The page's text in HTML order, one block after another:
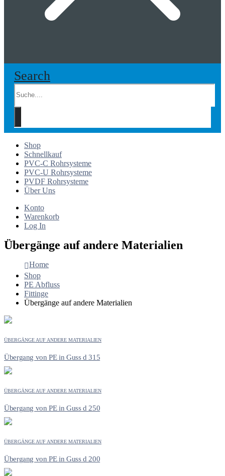
Search
Shop
Schnellkauf
PVC-C Rohrsysteme
PVC-U Rohrsysteme
PVDF Rohrsysteme
Über Uns
Konto
Warenkorb
Log In
Übergänge auf andere Materialien
Home
Shop
PE Abfluss
Fittinge
Übergänge auf andere Materialien
ÜBERGÄNGE AUF ANDERE MATERIALIEN
Übergang von PE in Guss d 315
ÜBERGÄNGE AUF ANDERE MATERIALIEN
Übergang von PE in Guss d 250
ÜBERGÄNGE AUF ANDERE MATERIALIEN
Übergang von PE in Guss d 200